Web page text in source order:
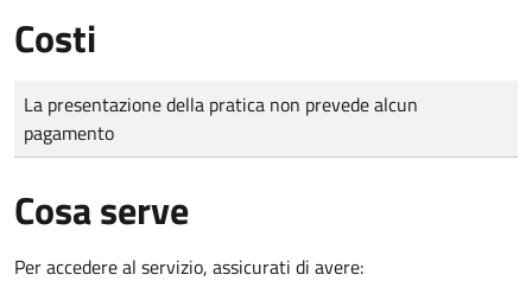
Costi
Tipo di pagamento
Importo
La presentazione della pratica non prevede alcun
pagamento
Cosa serve
Per accedere al servizio, assicurati di avere: